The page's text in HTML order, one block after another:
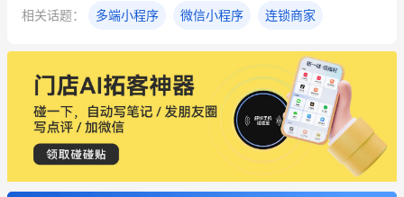
相关话题： 多端小程序 微信小程序 连锁商家